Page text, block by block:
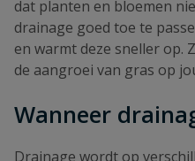
dat planten en bloemen
drainage goed toe te
en warmt deze sneller op.
de aangroei van gras op
Wanneer
Drainage wordt op